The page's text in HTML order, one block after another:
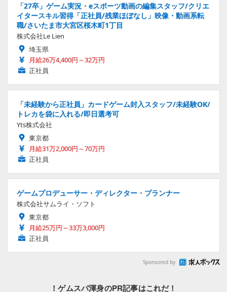
「27卒」ゲーム実況・eスポーツ動画の編集スタッフ/クリエ
イタースキル習得「正社員/残業ほぼなし」映像・動画系転
職/さいたま市大宮区桜木町1丁目
株式会社Le Lien
埼玉県
月給26万4,400円～32万円
正社員
「未経験から正社員」カードゲーム封入スタッフ/未経験OK/
トレカを袋に入れる/即日選考可
Yts株式会社
東京都
月給31万2,000円～70万円
正社員
ゲームプロデューサー・ディレクター・プランナー
株式会社サムライ・ソフト
東京都
月給25万円～33万3,000円
正社員
Sponsored by
！ゲムスパ渾身のPR記事はこれだ！